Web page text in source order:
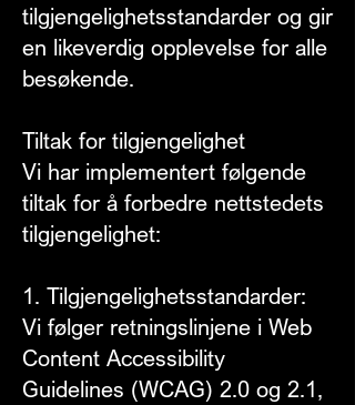
tilgjengelighetsstandarder og gir
en likeverdig opplevelse for alle
besøkende.
Tiltak for tilgjengelighet
Vi har implementert følgende
tiltak for å forbedre nettstedets
tilgjengelighet:
1. Tilgjengelighetsstandarder:
Vi følger retningslinjene i Web
Content Accessibility
Guidelines (WCAG) 2.0 og 2.1,